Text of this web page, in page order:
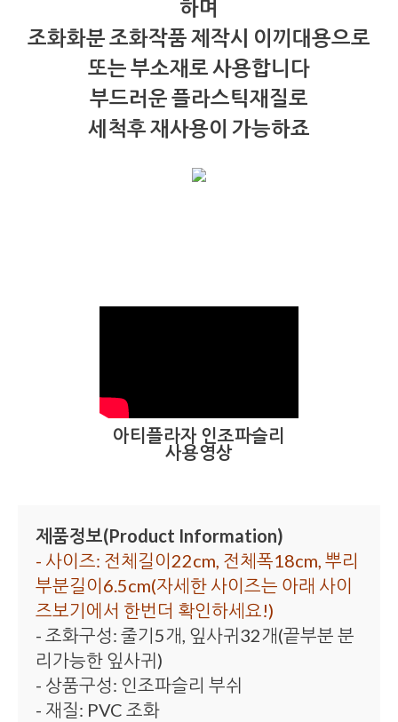
하며
조화화분 조화작품 제작시 이끼대용으로
또는 부소재로 사용합니다
부드러운 플라스틱재질로
세척후 재사용이 가능하죠
아티플라자 인조파슬리
사용영상
제품정보(Product Information)
- 사이즈: 전체길이22cm, 전체폭18cm, 뿌리
부분길이6.5cm(자세한 사이즈는 아래 사이
즈보기에서 한번더 확인하세요!)
- 조화구성: 줄기5개, 잎사귀32개(끝부분 분
리가능한 잎사귀)
- 상품구성: 인조파슬리 부쉬
- 재질: PVC 조화